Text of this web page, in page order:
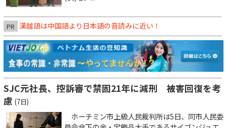
PR 漢越語は中国語より日本語の音読みに近い！
SJC元社長、控訴審で禁固21年に減刑 被害回復を考
慮 (7日)
ホーチミン市上級人民裁判所は5日、同市人民委